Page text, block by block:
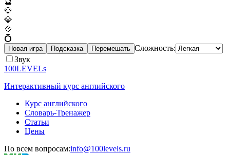
💎
💎
💠
💍
Новая игра Подсказка Перемешать Сложность:
Звук
100LEVELs
Интерактивный курс английского
Курс английского
Словарь-Тренажер
Статьи
Цены
По всем вопросам:info@100levels.ru